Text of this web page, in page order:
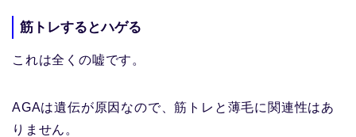
筋トレするとハゲる
これは全くの嘘です。
AGAは遺伝が原因なので、筋トレと薄毛に関連性はあ
りません。